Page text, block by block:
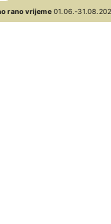
vrijeme01.06.-31.08.2026